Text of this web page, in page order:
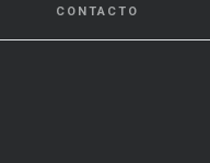
CONTACTO